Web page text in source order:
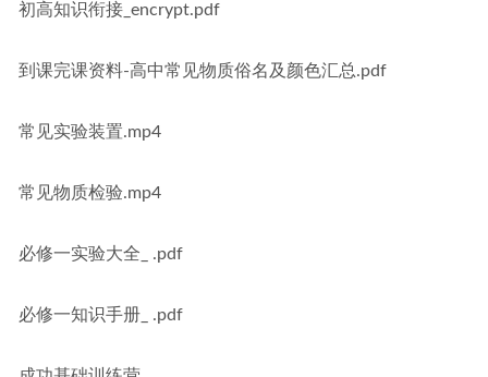
初高知识衔接_encrypt.pdf
到课完课资料-高中常见物质俗名及颜色汇总.pdf
常见实验装置.mp4
常见物质检验.mp4
必修一实验大全_ .pdf
必修一知识手册_ .pdf